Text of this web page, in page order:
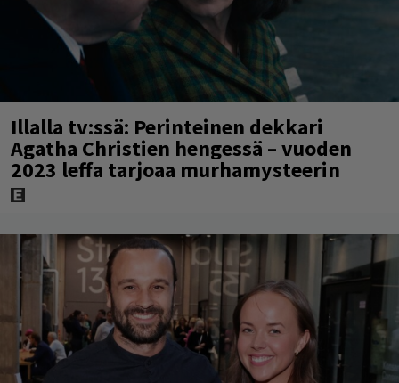
Illalla tv:ssä: Perinteinen dekkari
Agatha Christien hengessä – vuoden
2023 leffa tarjoaa murhamysteerin